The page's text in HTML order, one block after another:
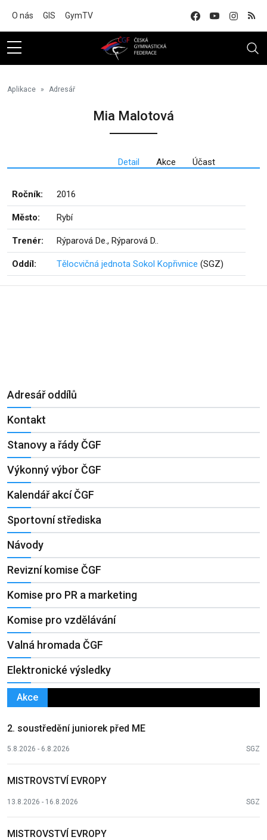
O nás GIS GymTV
Aplikace Adresář
Mia Malotová
Detail Akce Účast
Ročník: 2016
Město: Rybí
Trenér: Rýparová De., Rýparová D..
Oddíl: Tělocvičná jednota Sokol Kopřivnice (SGZ)
Adresář oddílů
Kontakt
Stanovy a řády ČGF
Výkonný výbor ČGF
Kalendář akcí ČGF
Sportovní střediska
Návody
Revizní komise ČGF
Komise pro PR a marketing
Komise pro vzdělávání
Valná hromada ČGF
Elektronické výsledky
Akce
2. soustředění juniorek před ME
5.8.2026 - 6.8.2026 SGZ
MISTROVSTVÍ EVROPY
13.8.2026 - 16.8.2026 SGZ
MISTROVSTVÍ EVROPY